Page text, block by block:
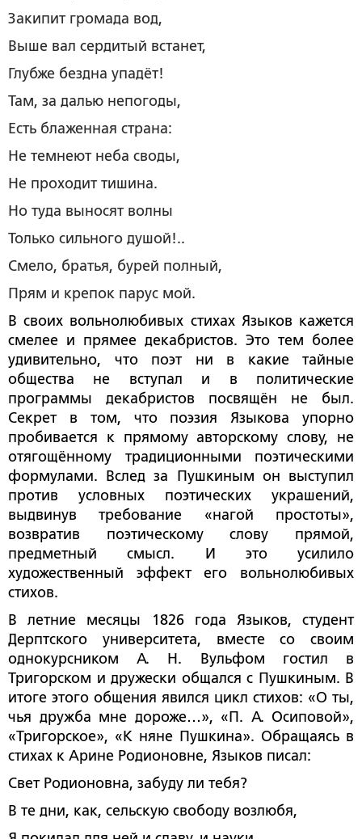
Закипит громада вод,
Выше вал сердитый встанет,
Глубже бездна упадёт!
Там, за далью непогоды,
Есть блаженная страна:
Не темнеют неба своды,
Не проходит тишина.
Но туда выносят волны
Только сильного душой!..
Смело, братья, бурей полный,
Прям и крепок парус мой.
В своих вольнолюбивых стихах Языков кажется
смелее и прямее декабристов. Это тем более
удивительно, что поэт ни в какие тайные
общества не вступал и в политические
программы декабристов посвящён не был.
Секрет в том, что поэзия Языкова упорно
пробивается к прямому авторскому слову, не
отягощённому традиционными поэтическими
формулами. Вслед за Пушкиным он выступил
против условных поэтических украшений,
выдвинув требование «нагой простоты»,
возвратив поэтическому слову прямой,
предметный смысл. И это усилило
художественный эффект его вольнолюбивых
стихов.
В летние месяцы 1826 года Языков, студент
Дерптского университета, вместе со своим
однокурсником А. Н. Вульфом гостил в
Тригорском и дружески общался с Пушкиным. В
итоге этого общения явился цикл стихов: «О ты,
чья дружба мне дороже…», «П. А. Осиповой»,
«Тригорское», «К няне Пушкина». Обращаясь в
стихах к Арине Родионовне, Языков писал:
Свет Родионовна, забуду ли тебя?
В те дни, как, сельскую свободу возлюбя,